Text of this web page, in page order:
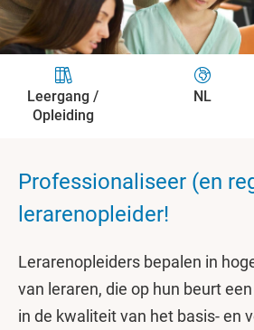
Leergang /
Opleiding
NL
Professionaliseer (en
lerarenopleider!
Lerarenopleiders bepalen in
van leraren, die op hun beurt
in de kwaliteit van het basis- en